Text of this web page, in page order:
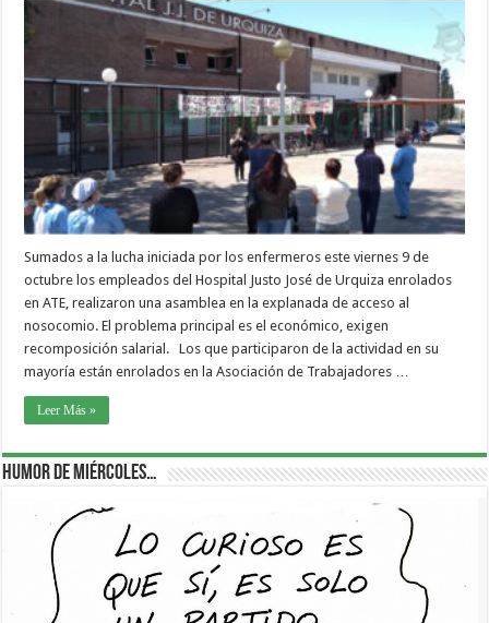
Sumados a la lucha iniciada por los enfermeros este viernes 9 de
octubre los empleados del Hospital Justo José de Urquiza enrolados
en ATE, realizaron una asamblea en la explanada de acceso al
nosocomio. El problema principal es el económico, exigen
recomposición salarial. Los que participaron de la actividad en su
mayoría están enrolados en la Asociación de Trabajadores …
Leer Más »
Humor de Miércoles…